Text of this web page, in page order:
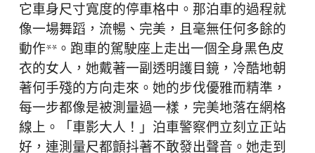
它車身尺寸寬度的停車格中。那泊車的過程就
像一場舞蹈，流暢、完美，且毫無任何多餘的
動作**。跑車的駕駛座上走出一個全身黑色皮
衣的女人，她戴著一副透明護目鏡，冷酷地朝
著何手殘的方向走來。她的步伐優雅而精準，
每一步都像是被測量過一樣，完美地落在網格
線上。「車影大人！」泊車警察們立刻立正站
好，連測量尺都顫抖著不敢發出聲音。她走到